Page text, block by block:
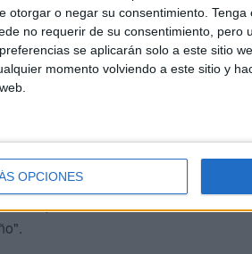
otorgar o negar su consentimiento. Tenga
no requerir de su consentimiento, pero
se aplicarán solo a este sitio
momento volviendo a este sitio y
OPCIONES
en el proyecto de
previsto en el proyecto de ley en
"que permite no dar validez para
por los países de origen; que
como urgente, sin un trámite de
de previsión de recurso ante la